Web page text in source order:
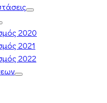
2020
2021
2022